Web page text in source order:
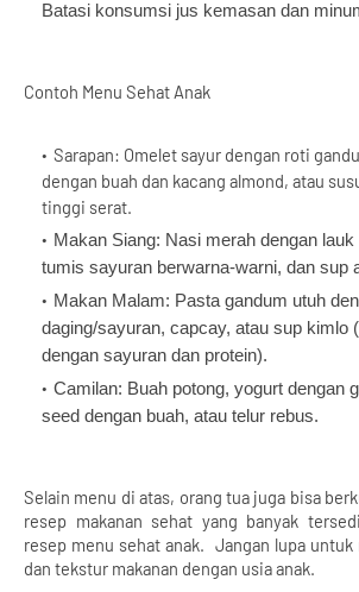
Batasi konsumsi jus kemasan dan
Contoh Menu Sehat Anak
Sarapan: Omelet sayur dengan roti
dengan buah dan kacang almond, atau
tinggi serat.
Makan Siang: Nasi merah dengan
tumis sayuran berwarna-warni, dan sup
Makan Malam: Pasta gandum utuh
daging/sayuran, capcay, atau sup kimlo
dengan sayuran dan protein).
Camilan: Buah potong, yogurt dengan
seed dengan buah, atau telur rebus.
Selain menu di atas, orang tua juga bisa
resep makanan sehat yang banyak
resep menu sehat anak.  Jangan lupa
dan tekstur makanan dengan usia anak.